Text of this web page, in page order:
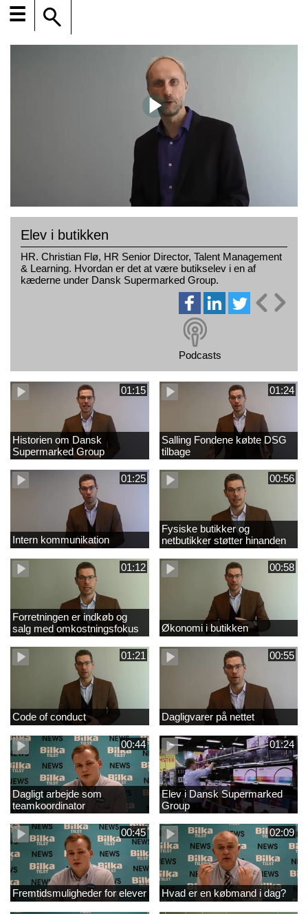
☰
Elev i butikken
HR. Christian Flø, HR Senior Director, Talent Management
& Learning. Hvordan er det at være butikselev i en af
kæderne under Dansk Supermarked Group.
Podcasts
01:15
Historien om Dansk
Supermarked Group
01:24
Salling Fondene købte DSG
tilbage
01:25
Intern kommunikation
00:56
Fysiske butikker og
netbutikker støtter hinanden
01:12
Forretningen er indkøb og
salg med omkostningsfokus
00:58
Økonomi i butikken
01:21
Code of conduct
00:55
Dagligvarer på nettet
00:44
Dagligt arbejde som
teamkoordinator
01:24
Elev i Dansk Supermarked
Group
00:45
Fremtidsmuligheder for elever
02:09
Hvad er en købmand i dag?